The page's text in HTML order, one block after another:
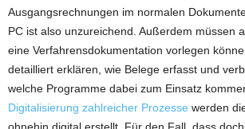
Ausgangsrechnungen im normalen
PC ist also unzureichend. Außerdem müssen
eine Verfahrensdokumentation vorlegen
detailliert erklären, wie Belege erfasst und
welche Programme dabei zum Einsatz
Digitalisierung zahlreicher Prozesse werden